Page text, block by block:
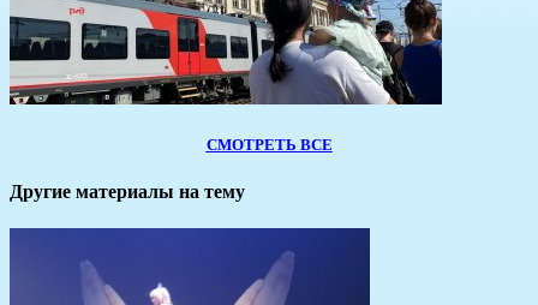
СМОТРЕТЬ ВСЕ
Другие материалы на тему